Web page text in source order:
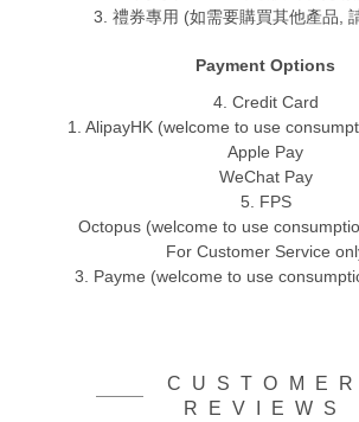
3. 禮券專用 (如需要購買其他產品,
Payment Options
4. Credit Card
1. AlipayHK (welcome to use
Apple Pay
WeChat Pay
5. FPS
Octopus (welcome to use
For Customer Service
3. Payme (welcome to use
CUSTOMER
REVIEWS